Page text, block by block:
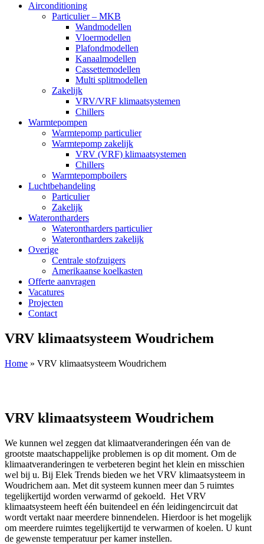
Airconditioning
Particulier – MKB
Wandmodellen
Vloermodellen
Plafondmodellen
Kanaalmodellen
Cassettemodellen
Multi splitmodellen
Zakelijk
VRV/VRF klimaatsystemen
Chillers
Warmtepompen
Warmtepomp particulier
Warmtepomp zakelijk
VRV (VRF) klimaatsystemen
Chillers
Warmtepompboilers
Luchtbehandeling
Particulier
Zakelijk
Waterontharders
Waterontharders particulier
Waterontharders zakelijk
Overige
Centrale stofzuigers
Amerikaanse koelkasten
Offerte aanvragen
Vacatures
Projecten
Contact
VRV klimaatsysteem Woudrichem
Home » VRV klimaatsysteem Woudrichem
VRV klimaatsysteem Woudrichem
We kunnen wel zeggen dat klimaatveranderingen één van de
grootste maatschappelijke problemen is op dit moment. Om de
klimaatveranderingen te verbeteren begint het klein en misschien
wel bij u. Bij Elek Trends bieden we het VRV klimaatsysteem in
Woudrichem aan. Met dit systeem kunnen meer dan 5 ruimtes
tegelijkertijd worden verwarmd of gekoeld. Het VRV
klimaatsysteem heeft één buitendeel en één leidingencircuit dat
wordt vertakt naar meerdere binnendelen. Hierdoor is het mogelijk
om meerdere ruimtes tegelijkertijd te verwarmen of koelen. U kunt
de gewenste temperatuur per kamer instellen.